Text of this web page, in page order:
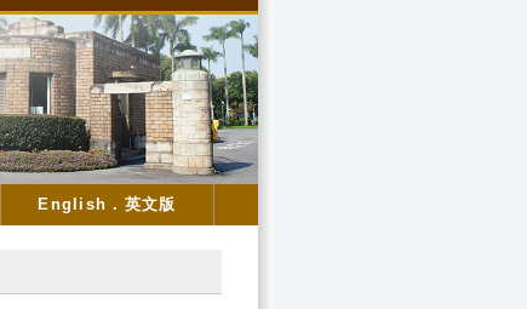
English．英文版